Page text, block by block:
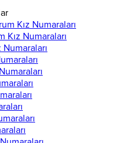
Kız Numaraları